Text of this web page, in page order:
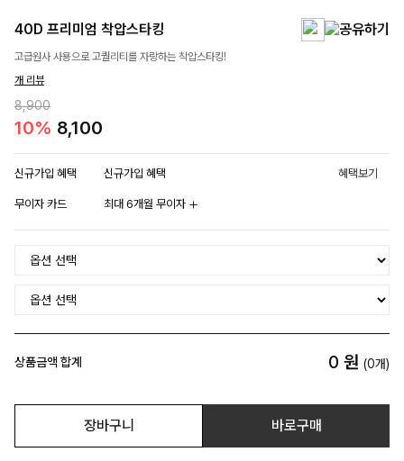
40D 프리미엄 착압스타킹
고급원사 사용으로 고퀄리티를 자랑하는 착압스타킹!
개 리뷰
8,900
10% 8,100
신규가입 혜택 신규가입 혜택 혜택보기
무이자 카드 최대 6개월 무이자
상품금액 합계 0 원 (0개)
장바구니 바로구매